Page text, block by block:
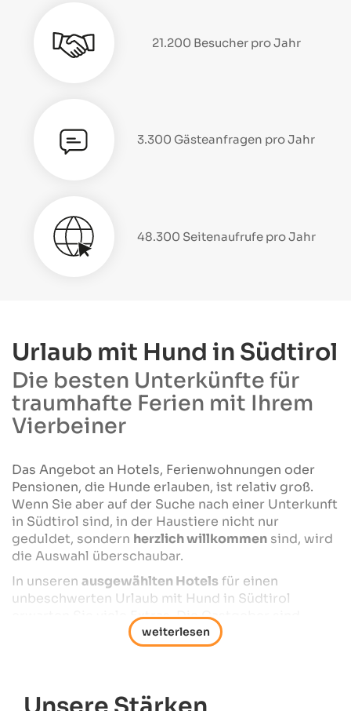
21.200 Besucher pro Jahr
3.300 Gästeanfragen pro Jahr
48.300 Seitenaufrufe pro Jahr
Urlaub mit Hund in Südtirol
Die besten Unterkünfte für
traumhafte Ferien mit Ihrem
Vierbeiner
Das Angebot an Hotels, Ferienwohnungen oder
Pensionen, die Hunde erlauben, ist relativ groß.
Wenn Sie aber auf der Suche nach einer Unterkunft
in Südtirol sind, in der Haustiere nicht nur
geduldet, sondern herzlich willkommen sind, wird
die Auswahl überschaubar.
In unseren ausgewählten Hotels für einen
unbeschwerten Urlaub mit Hund in Südtirol
erwarten Sie viele Extras. Die Gastgeber sind
selbst Hundehalter oder leidenschaftliche
Tierfreunde. Sie geben Ihnen wertvolle